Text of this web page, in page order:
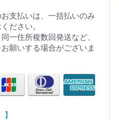
支払いは、一括払いのみ
ださい。
一住所複数回発送など、
願いする場合がございま